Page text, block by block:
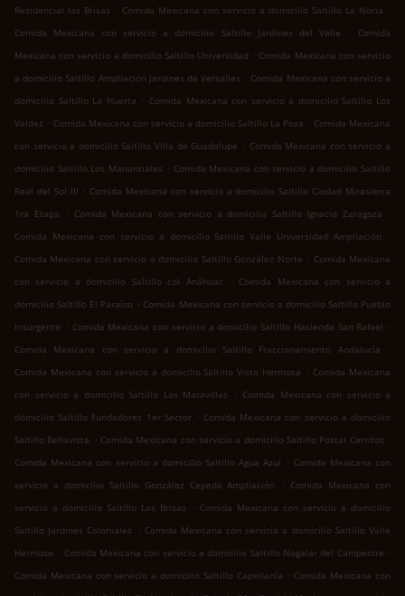
Residencial las Brisas . Comida Mexicana con servicio a domicilio Saltillo La Noria .
Comida Mexicana con servicio a domicilio Saltillo Jardines del Valle
.
Comida
Mexicana con servicio a domicilio Saltillo Universidad . Comida Mexicana con servicio
a domicilio Saltillo Ampliación Jardines de Versalles . Comida Mexicana con servicio a
domicilio Saltillo La Huerta . Comida Mexicana con servicio a domicilio Saltillo Los
Valdez . Comida Mexicana con servicio a domicilio Saltillo La Poza . Comida Mexicana
con servicio a domicilio Saltillo Villa de Guadalupe . Comida Mexicana con servicio a
domicilio Saltillo Los Manantiales . Comida Mexicana con servicio a domicilio Saltillo
Real del Sol III . Comida Mexicana con servicio a domicilio Saltillo Ciudad Mirasierra
1ra Etapa
. Comida Mexicana con servicio a domicilio Saltillo Ignacio Zaragoza
.
Comida Mexicana con servicio a domicilio Saltillo Valle Universidad Ampliación
.
Comida Mexicana con servicio a domicilio Saltillo González Norte . Comida Mexicana
con servicio a domicilio Saltillo col Anáhuac
. Comida Mexicana con servicio a
domicilio Saltillo El Paraíso . Comida Mexicana con servicio a domicilio Saltillo Pueblo
Insurgente . Comida Mexicana con servicio a domicilio Saltillo Hacienda San Rafael .
Comida Mexicana con servicio a domicilio Saltillo Fraccionamiento Andalucía
.
Comida Mexicana con servicio a domicilio Saltillo Vista Hermosa . Comida Mexicana
con servicio a domicilio Saltillo Las Maravillas
. Comida Mexicana con servicio a
domicilio Saltillo Fundadores 1er Sector . Comida Mexicana con servicio a domicilio
Saltillo Bellavista . Comida Mexicana con servicio a domicilio Saltillo Postal Cerritos .
Comida Mexicana con servicio a domicilio Saltillo Agua Azul
. Comida Mexicana con
servicio a domicilio Saltillo González Cepeda Ampliación
. Comida Mexicana con
servicio a domicilio Saltillo Las Brisas
. Comida Mexicana con servicio a domicilio
Saltillo Jardines Coloniales
. Comida Mexicana con servicio a domicilio Saltillo Valle
Hermoso . Comida Mexicana con servicio a domicilio Saltillo Nogalar del Campestre .
Comida Mexicana con servicio a domicilio Saltillo Capellanía . Comida Mexicana con